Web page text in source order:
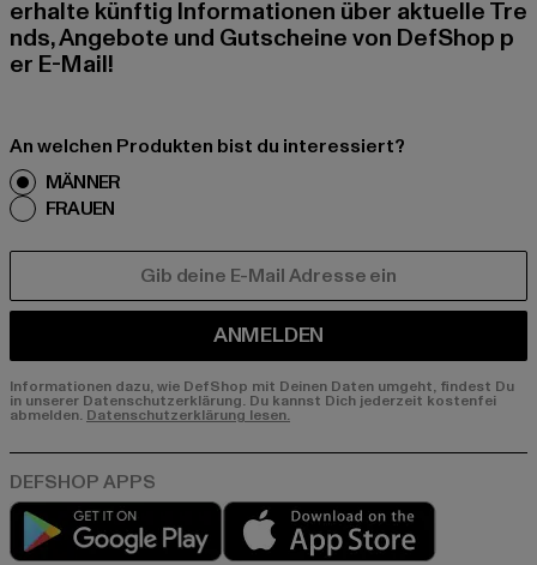
erhalte künftig Informationen über aktuelle Tre
nds, Angebote und Gutscheine von DefShop p
er E-Mail!
An welchen Produkten bist du interessiert?
MÄNNER
FRAUEN
ANMELDEN
Informationen dazu, wie DefShop mit Deinen Daten umgeht, findest Du
in unserer Datenschutzerklärung. Du kannst Dich jederzeit kostenfei
abmelden. Datenschutzerklärung lesen.
Play market